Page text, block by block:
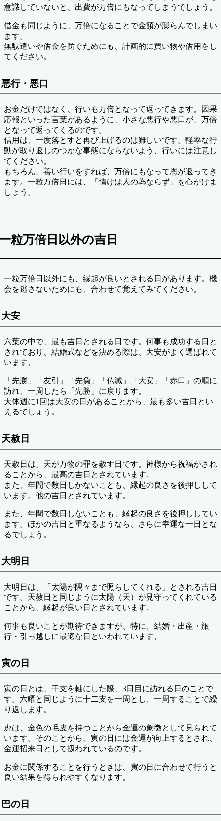
意識していないと、出費が万倍にもなってしまうでしょう。
借金も同じように、万倍になることで金額が膨らんでしまい
ます。
無駄遣いや借金を防ぐためにも、計画的に買い物や借用をし
てください。
悪行・悪口
お金だけではなく、行いも万倍となって返ってきます。因果
応報といった言葉があるように、小さな悪行や悪口が、万倍
となって返ってくるのです。
信用は、一度落とすと再び上げるのは難しいです。軽率な行
動が取り返しのつかな事態にならないよう、行いには注意し
てください。
もちろん、善い行いをすれば、万倍にもなって恩が返ってき
ます。一粒万倍日には、「情けは人の為ならず」を心がけま
しょう。
粒万倍日以外の吉日
一粒万倍日以外にも、縁起が良いとされる日があります。機
会を逃さないためにも、合わせて覚えてみてください。
大安
六葉の中で、最も吉日とされる日です。何事も成功する日と
されており、結婚式などを決める際は、大安がよく選ばれて
います。
「先勝」「友引」「先負」「仏滅」「大安」「赤口」の順に
訪れ、一周したら「先勝」に戻ります。
大体週に1回は大安の日があることから、最も多い吉日とい
えるでしょう。
天赦日
天赦日は、天が万物の罪を赦す日です。神様から祝福がされ
ることから、最高の吉日とされています。
また、年間で数日しかないことも、縁起の良さを後押しして
います。他の吉日とされています。
また、年間で数日しないことも、縁起の良さを後押ししてい
ます。ほかの吉日と重なるようなら、さらに幸運な一日とな
るでしょう。
大明日
大明日は、「太陽が隅々まで照らしてくれる」とされる吉日
です。天赦日と同じように太陽（天）が見守ってくれている
ことから、縁起が良い日とされています。
何事も良いことが期待できますが、特に、結婚・出産・旅
行・引っ越しに最適な日といわれています。
寅の日
寅の日とは、干支を軸にした際、3日目に訪れる日のことで
す。六曜と同じように十二支を一周とし、一周することで繰
り返します。
虎は、金色の毛皮を持つことから金運の象徴として見られて
います。そのことから、寅の日には金運が向上するとされ、
金運招来日として扱われているのです。
お金に関係することを行うときは、寅の日に合わせて行うと
良い結果を得られやすくなります。
巴の日